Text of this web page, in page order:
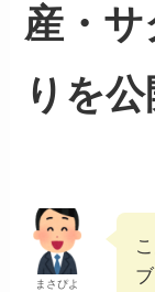
産・
りを公
まさぴよ